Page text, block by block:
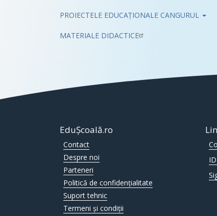
Pub
PROIECTELE EDUCAȚIONALE CANGURUL
MATERIALE DIDACTICE
EduȘcoală.ro
Contact
Despre noi
Parteneri
Politică de confidențialitate
Suport tehnic
Termeni și condiții